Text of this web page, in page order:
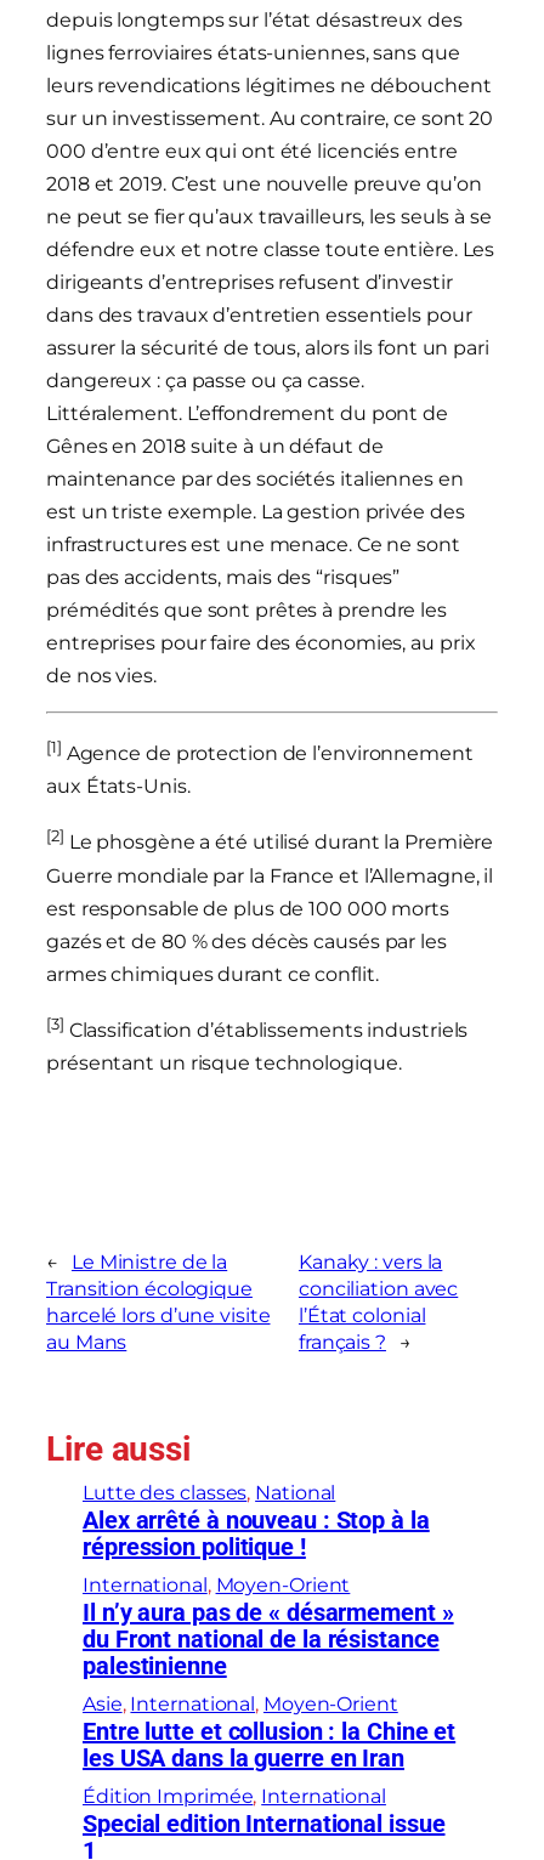
depuis longtemps sur l’état désastreux des
lignes ferroviaires états-uniennes, sans que
leurs revendications légitimes ne débouchent
sur un investissement. Au contraire, ce sont 20
000 d’entre eux qui ont été licenciés entre
2018 et 2019. C’est une nouvelle preuve qu’on
ne peut se fier qu’aux travailleurs, les seuls à se
défendre eux et notre classe toute entière. Les
dirigeants d’entreprises refusent d’investir
dans des travaux d’entretien essentiels pour
assurer la sécurité de tous, alors ils font un pari
dangereux : ça passe ou ça casse.
Littéralement. L’effondrement du pont de
Gênes en 2018 suite à un défaut de
maintenance par des sociétés italiennes en
est un triste exemple. La gestion privée des
infrastructures est une menace. Ce ne sont
pas des accidents, mais des “risques”
prémédités que sont prêtes à prendre les
entreprises pour faire des économies, au prix
de nos vies.
[1] Agence de protection de l’environnement
aux États-Unis.
[2] Le phosgène a été utilisé durant la Première
Guerre mondiale par la France et l’Allemagne, il
est responsable de plus de 100 000 morts
gazés et de 80 % des décès causés par les
armes chimiques durant ce conflit.
[3] Classification d’établissements industriels
présentant un risque technologique.
←
Le Ministre de la
Transition écologique
harcelé lors d’une visite
au Mans
Kanaky : vers la
conciliation avec
l’État colonial
français ?
→
Lire aussi
Lutte des classes, National
Alex arrêté à nouveau : Stop à la
répression politique !
International , Moyen-Orient
Il n’y aura pas de « désarmement »
du Front national de la résistance
palestinienne
Asie, International , Moyen-Orient
Entre lutte et collusion : la Chine et
les USA dans la guerre en Iran
Édition Imprimée, International
Special edition International issue
1